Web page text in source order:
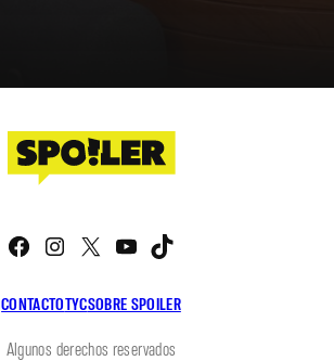
CONTACTOTYCSOBRE SPOILER
Facebook
Instagram
X YouTube
Algunos derechos reservados